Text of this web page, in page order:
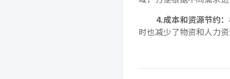
4.成本和资源节约：
时也减少了物资和人力